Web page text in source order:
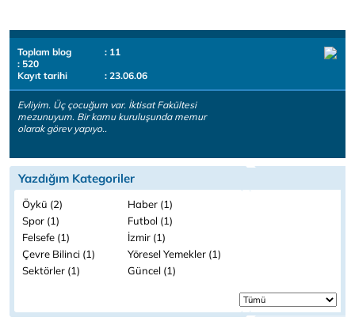
Toplam blog
: 11
: 520
Kayıt tarihi
: 23.06.06
Evliyim. Üç çocuğum var. İktisat Fakültesi
mezunuyum. Bir kamu kuruluşunda memur
olarak görev yapıyo..
Yazdığım Kategoriler
Öykü (2)
Haber (1)
Spor (1)
Futbol (1)
Felsefe (1)
İzmir (1)
Çevre Bilinci (1)
Yöresel Yemekler (1)
Sektörler (1)
Güncel (1)